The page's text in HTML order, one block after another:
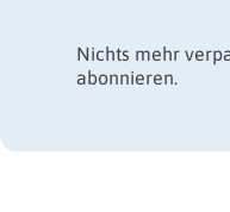
Nichts mehr
abonnieren.